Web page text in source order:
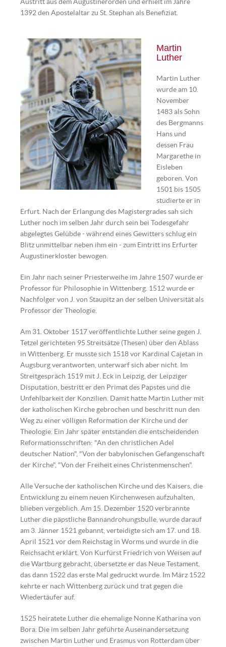
1392 den Apostelaltar zu St. Stephan als Benefiziat.
Martin
Luther
Martin Luther
wurde am 10.
November
1483 als Sohn
des Bergmanns
Hans und
dessen Frau
Margarethe in
Eisleben
geboren. Von
1501 bis 1505
studierte er in
Erfurt. Nach der Erlangung des Magistergrades sah sich
Luther noch im selben Jahr durch sein bei Todesgefahr
abgelegtes Gelübde - während eines Gewitters schlug ein
Blitz unmittelbar neben ihm ein - zum Eintritt ins Erfurter
Augustinerkloster bewogen.
Ein Jahr nach seiner Priesterweihe im Jahre 1507 wurde er
Professor für Philosophie in Wittenberg. 1512 wurde er
Nachfolger von J. von Staupitz an der selben Universität als
Professor der Theologie.
Am 31. Oktober 1517 veröffentlichte Luther seine gegen J.
Tetzel gerichteten 95 Streitsätze (Thesen) über den Ablass
in Wittenberg. Er musste sich 1518 vor Kardinal Cajetan in
Augsburg verantworten, unterwarf sich aber nicht. Im
Streitgespräch 1519 mit J. Eck in Leipzig, der Leipziger
Disputation, bestritt er den Primat des Papstes und die
Unfehlbarkeit der Konzilien. Damit hatte Martin Luther mit
der katholischen Kirche gebrochen und beschritt nun den
Weg zu einer völligen Reformation der Kirche und der
Theologie. Ein Jahr später entstanden die entscheidenden
Reformationsschriften: "An den christlichen Adel
deutscher Nation", "Von der babylonischen Gefangenschaft
der Kirche", "Von der Freiheit eines Christenmenschen".
Alle Versuche der katholischen Kirche und des Kaisers, die
Entwicklung zu einem neuen Kirchenwesen aufzuhalten,
blieben vergeblich. Am 15. Dezember 1520 verbrannte
Luther die päpstliche Bannandrohungsbulle, wurde darauf
am 3. Jänner 1521 gebannt, verteidigte sich am 17. und 18.
April 1521 vor dem Reichstag in Worms und wurde in die
Reichsacht erklärt. Von Kurfürst Friedrich von Weisen auf
die Wartburg gebracht, übersetzte er das Neue Testament,
das dann 1522 das erste Mal gedruckt wurde. Im März 1522
kehrte er nach Wittenberg zurück und trat gegen die
Wiedertäufer auf.
1525 heiratete Luther die ehemalige Nonne Katharina von
Bora. Die im selben Jahr geführte Auseinandersetzung
zwischen Martin Luther und Erasmus von Rotterdam über